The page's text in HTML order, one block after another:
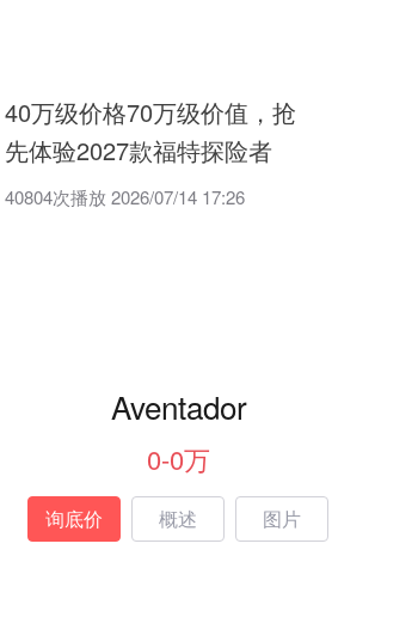
40万级价格70万级价值，抢
先体验2027款福特探险者
40804次播放 2026/07/14 17:26
Aventador
0-0万
询底价 概述 图片